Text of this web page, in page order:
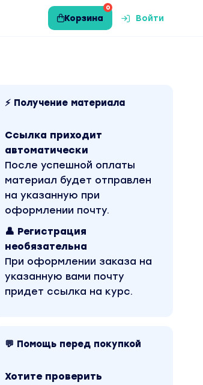
0
Корзина Войти
⚡ Получение материала
Ссылка приходит
автоматически
После успешной оплаты
материал будет отправлен
на указанную при
оформлении почту.
👤 Регистрация
необязательна
При оформлении заказа на
указанную вами почту
придет ссылка на курс.
💬 Помощь перед покупкой
Хотите проверить